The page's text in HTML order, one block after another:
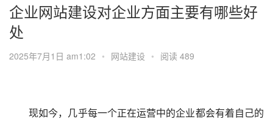
企业网站建设对企业方面主要有哪些好
处
2025年7月1日 am1:02 • 网站建设 • 阅读 489
现如今，几乎每一个正在运营中的企业都会有着自己的